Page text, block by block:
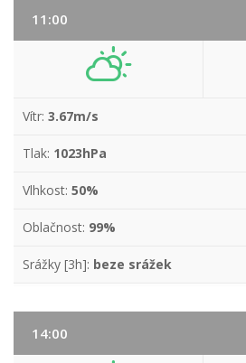
11:00
Vítr: 3.67m/s
Tlak: 1023hPa
Vlhkost: 50%
Oblačnost: 99%
Srážky [3h]: beze srážek
14:00